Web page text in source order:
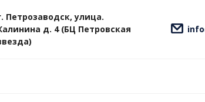
Петрозаводск, улица.
д. 4 (БЦ Петровская